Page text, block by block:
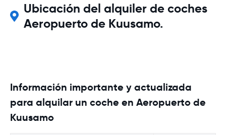
Ubicación del alquiler de coches
Aeropuerto de Kuusamo.
Información importante y actualizada
para alquilar un coche en Aeropuerto de
Kuusamo